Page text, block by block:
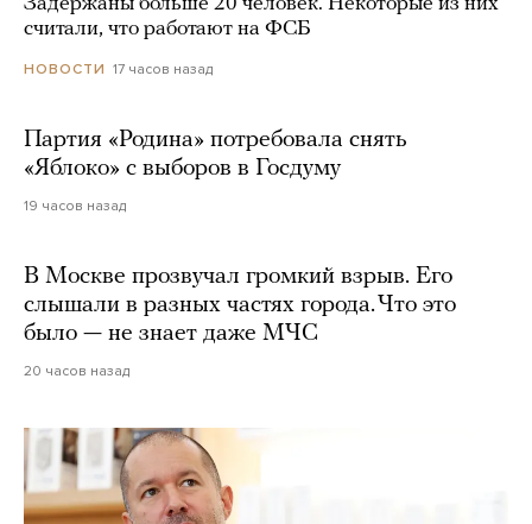
считали, что работают на ФСБ
НОВОСТИ 17 часов назад
Партия «Родина» потребовала снять
«Яблоко» с выборов в Госдуму
19 часов назад
В Москве прозвучал громкий взрыв. Его
слышали в разных частях города. Что это
было — не знает даже МЧС
20 часов назад